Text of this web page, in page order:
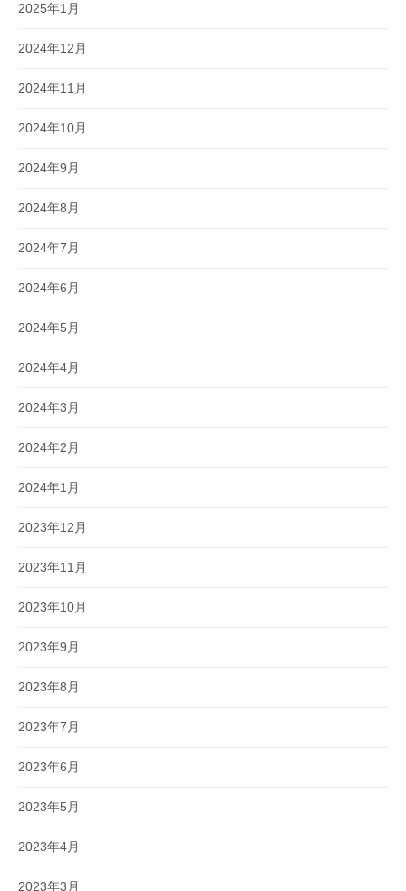
2025年1月
2024年12月
2024年11月
2024年10月
2024年9月
2024年8月
2024年7月
2024年6月
2024年5月
2024年4月
2024年3月
2024年2月
2024年1月
2023年12月
2023年11月
2023年10月
2023年9月
2023年8月
2023年7月
2023年6月
2023年5月
2023年4月
2023年3月